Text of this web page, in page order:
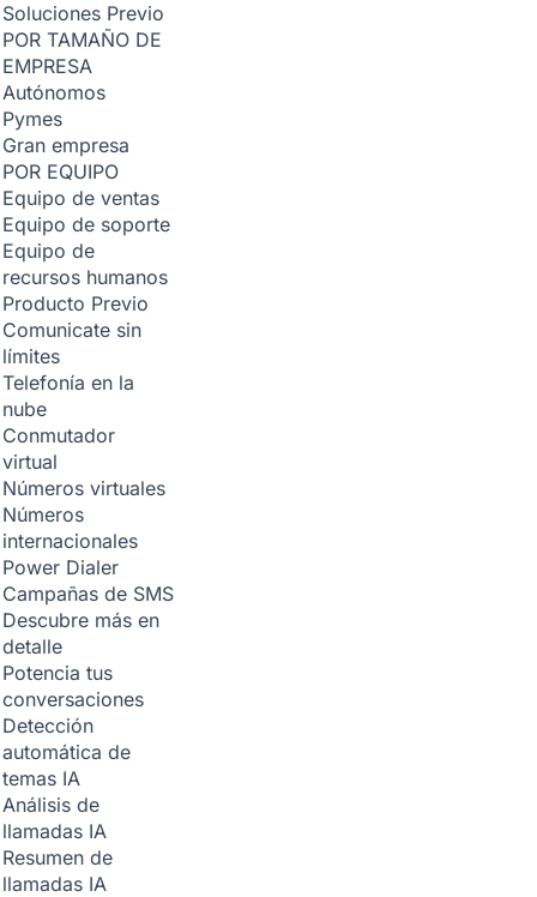
Soluciones Previo
POR TAMAÑO DE
EMPRESA
Autónomos
Pymes
Gran empresa
POR EQUIPO
Equipo de ventas
Equipo de soporte
Equipo de
recursos humanos
Producto Previo
Comunicate sin
límites
Telefonía en la
nube
Conmutador
virtual
Números virtuales
Números
internacionales
Power Dialer
Campañas de SMS
Descubre más en
detalle
Potencia tus
conversaciones
Detección
automática de
temas IA
Análisis de
llamadas IA
Resumen de
llamadas IA